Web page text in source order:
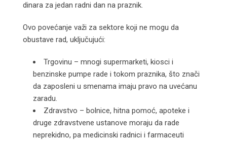
dinara za jedan radni dan na praznik.
Ovo povećanje važi za sektore koji ne mogu da
obustave rad, uključujući:
Trgovinu – mnogi supermarketi, kiosci i
benzinske pumpe rade i tokom praznika, što znači
da zaposleni u smenama imaju pravo na uvećanu
zaradu.
Zdravstvo – bolnice, hitna pomoć, apoteke i
druge zdravstvene ustanove moraju da rade
neprekidno, pa medicinski radnici i farmaceuti